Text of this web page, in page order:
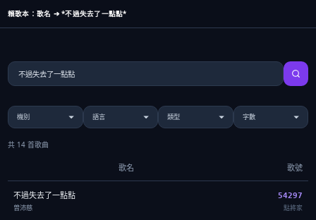
賴歌本：歌名 ➔ *不過失去了一點點*
共 14 首歌曲
歌名 歌號
不過失去了一點點
曾沛慈
54297
點將家